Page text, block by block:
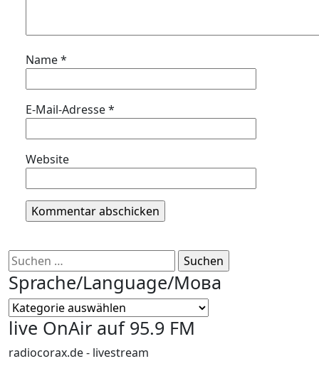
Name*
E-Mail-Adresse*
Website
Suchen
nach:
Sprache/Language/Мова
Sprache/Language/
Мова
live OnAir auf 95.9 FM
radiocorax.de - livestream